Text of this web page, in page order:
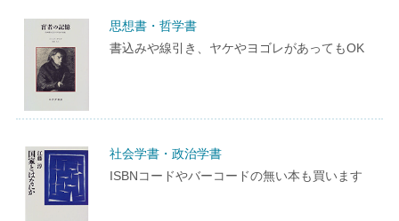
思想書・哲学書
書込みや線引き、ヤケやヨゴレがあってもOK
社会学書・政治学書
ISBNコードやバーコードの無い本も買います